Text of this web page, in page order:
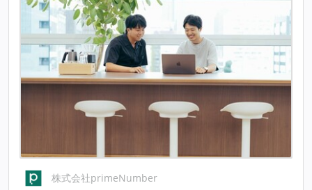
株式会社primeNumber